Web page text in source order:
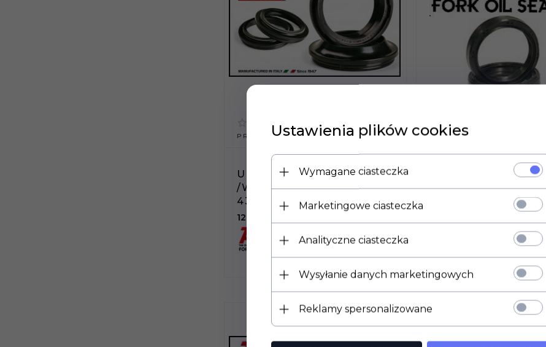
PRODUKT DOSTĘPNY!
USZCZELNIACZE+ OLEJ
/WHITE POWER(WP)
43MM
129,
PRODUKT DOSTĘPNY!
ARIETE OLEJOWE
USZCZELNIACZE
ZAWIESZENIA
67,99 PLN
Ustawienia plików cookies
Wymagane ciasteczka
Marketingowe ciasteczka
Analityczne ciasteczka
Wysyłanie danych marketingowych
Reklamy spersonalizowane